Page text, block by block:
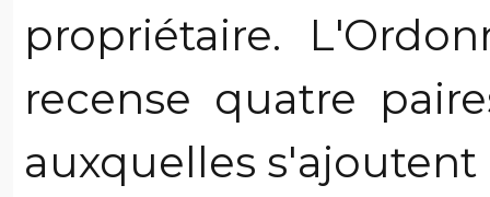
propriétaire.
recense quatre
auxquelles